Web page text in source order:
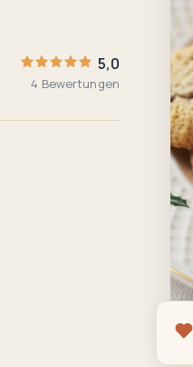
5,0
4 Bewertungen